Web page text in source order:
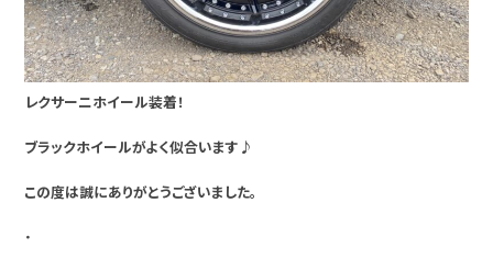
レクサーニホイール装着！
ブラックホイールがよく似合います♪
この度は誠にありがとうございました。
・